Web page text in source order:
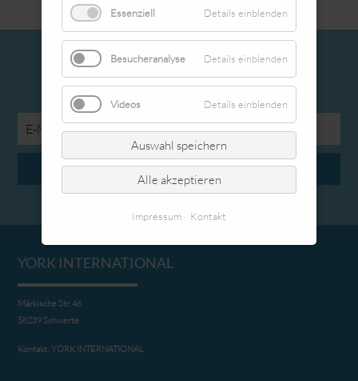
Newsletter abonnieren
Adresse
ABONNIEREN
YORK INTERNATIONAL
Märkische Str. 46
58239 Schwerte
Kontakt:YORK INTERNATIONAL
Essenziell Details einblenden
Besucheranalyse Details einblenden
Videos Details einblenden
Auswahl speichern
Alle akzeptieren
Impressum Kontakt